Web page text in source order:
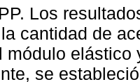
Los
cantidad de
módulo elástico
se